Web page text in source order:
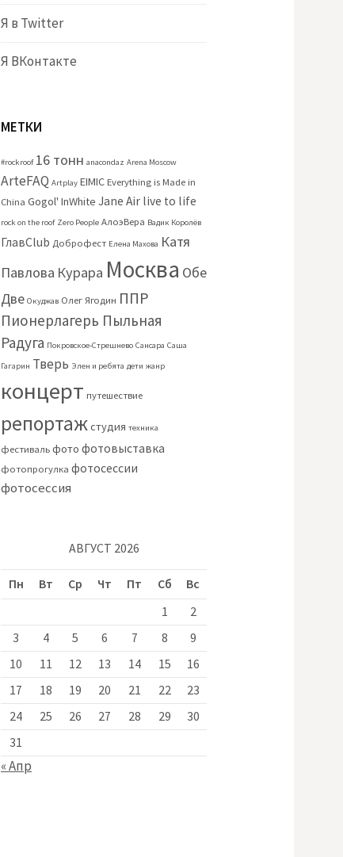
Я в Twitter
Я ВКонтакте
МЕТКИ
#rockroof 16 тонн anacondaz Arena Moscow
ArteFAQ Artplay EIMIC Everything is Made in
China Gogol' InWhite Jane Air live to life
rock on the roof Zero People АлоэВера Вадик Королёв
ГлавClub Доброфест Елена Махова Катя
Павлова Курара Москва Обе
Две Окуджав Олег Ягодин ППР
Пионерлагерь Пыльная
Радуга Покровское-Стрешнево Сансара Саша
Гагарин Тверь Элен и ребята дети жанр
концерт путешествие
репортажстудия техника
фестиваль фото фотовыставка
фотопрогулка фотосессии
фотосессия
АВГУСТ 2026
Пн Вт Ср Чт Пт Сб
Вс
1
2
3
4 5 6 7 8
9
10
11 12 13 14 15
16
17
18 19 20 21 22
23
24
25 26 27 28 29
30
31
« Апр